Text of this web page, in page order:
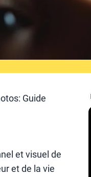
Guide
et visuel de
et de la vie